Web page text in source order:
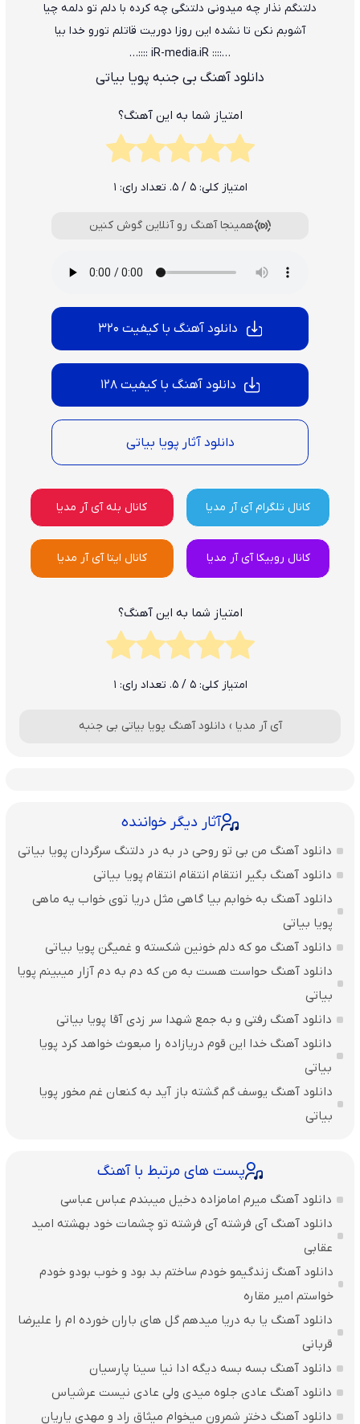
دﻟﺘﻨﮕﻢ ﻧﺬار ﭼﻪ ﻣﻴﺪوﻧﻰ دﻟﺘﻨﮕﻰ ﭼﻪ ﻛﺮده ﺑﺎ دﻟﻢ ﺗﻮ دﻟﻤﻪ ﭼﻴﺎ
آﺷﻮﺑﻢ ﻧﻜﻦ ﺗﺎ ﻧﺸﺪه اﻳﻦ روزا دورﻳﺖ ﻗﺎﺗﻠﻢ ﺗﻮرو ﺧﺪا ﺑﻴﺎ
…:::: iR-media.iR ::::…
دانلود آهنگ بی جنبه پویا بیاتی
امتیاز شما به این آهنگ؟
امتیاز کلی:5 / 5. تعداد رای: 1
همینجا آهنگ رو آنلاین گوش کنین
دانلود آهنگ با کیفیت 320
دانلود آهنگ با کیفیت 128
دانلود آثار پویا بیاتی
کانال تلگرام آی آر مدیا کانال بله آی آر مدیا
کانال روبیکا آی آر مدیا کانال ایتا آی آر مدیا
امتیاز شما به این آهنگ؟
امتیاز کلی:5 / 5. تعداد رای: 1
آی آر مدیا › دانلود آهنگ پویا بیاتی بی جنبه
آثار دیگر خواننده
دانلود آهنگ من بی تو روحی در به در دلتنگ سرگردان پویا بیاتی
دانلود آهنگ بگیر انتقام انتقام انتقام پویا بیاتی
دانلود آهنگ به خوابم بیا گاهی مثل دریا توی خواب یه ماهی
پویا بیاتی
دانلود آهنگ مو که دلم خونین شکسته و غمیگن پویا بیاتی
دانلود آهنگ حواست هست به من که دم به دم آزار میبینم پویا
بیاتی
دانلود آهنگ رفتی و به جمع شهدا سر زدی آقا پویا بیاتی
دانلود آهنگ خدا این قوم دریازاده را مبعوث خواهد کرد پویا
بیاتی
دانلود آهنگ یوسف گم گشته باز آید به کنعان غم مخور پویا
بیاتی
پست های مرتبط با آهنگ
دانلود آهنگ میرم امامزاده دخیل میبندم عباس عباسی
دانلود آهنگ آی فرشته آی فرشته تو چشمات خود بهشته امید
عقابی
دانلود آهنگ زندگیمو خودم ساختم بد بود و خوب بودو خودم
خواستم امیر مقاره
دانلود آهنگ یا به دریا میدهم گل های باران‌ خورده ام را علیرضا
قربانی
دانلود آهنگ بسه بسه دیگه ادا نیا سینا پارسیان
دانلود آهنگ عادی جلوه میدی ولی عادی نیست عرشیاس
دانلود آهنگ دختر شمرون میخوام میثاق راد و مهدی یاریان